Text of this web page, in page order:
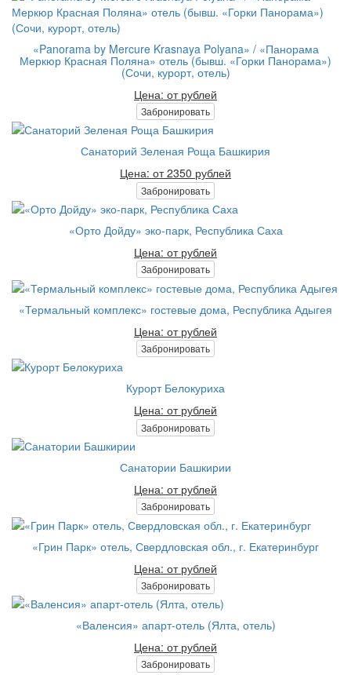
«Panorama by Mercure Krasnaya Polyana» / «Панорама
Меркюр Красная Поляна» отель (бывш. «Горки Панорама»)
(Сочи, курорт, отель)
Цена: от рублей
Забронировать
Санаторий Зеленая Роща Башкирия
Цена: от 2350 рублей
Забронировать
«Орто Дойду» эко-парк, Республика Саха
Цена: от рублей
Забронировать
«Термальный комплекс» гостевые дома, Республика Адыгея
Цена: от рублей
Забронировать
Курорт Белокуриха
Цена: от рублей
Забронировать
Санатории Башкирии
Цена: от рублей
Забронировать
«Грин Парк» отель, Свердловская обл., г. Екатеринбург
Цена: от рублей
Забронировать
«Валенсия» апарт-отель (Ялта, отель)
Цена: от рублей
Забронировать